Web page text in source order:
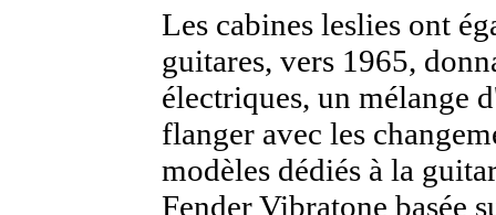
Les cabines leslies ont
guitares, vers 1965,
électriques, un mélange
flanger avec les
modèles dédiés à la
Fender Vibratone basée